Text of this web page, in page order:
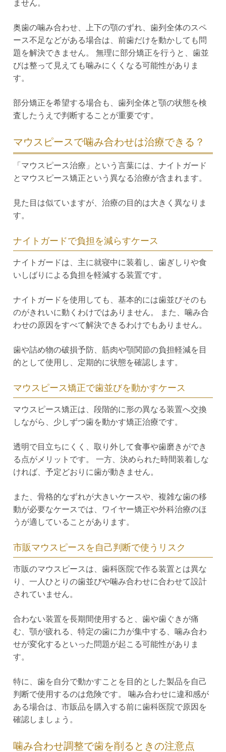
ません。
奥歯の噛み合わせ、上下の顎のずれ、歯列全体のスペ
ース不足などがある場合は、前歯だけを動かしても問
題を解決できません。 無理に部分矯正を行うと、歯並
びは整って見えても噛みにくくなる可能性がありま
す。
部分矯正を希望する場合も、歯列全体と顎の状態を検
査したうえで判断することが重要です。
マウスピースで噛み合わせは治療できる？
「マウスピース治療」という言葉には、ナイトガード
とマウスピース矯正という異なる治療が含まれます。
見た目は似ていますが、治療の目的は大きく異なりま
す。
ナイトガードで負担を減らすケース
ナイトガードは、主に就寝中に装着し、歯ぎしりや食
いしばりによる負担を軽減する装置です。
ナイトガードを使用しても、基本的には歯並びそのも
のがきれいに動くわけではありません。 また、噛み合
わせの原因をすべて解決できるわけでもありません。
歯や詰め物の破損予防、筋肉や顎関節の負担軽減を目
的として使用し、定期的に状態を確認します。
マウスピース矯正で歯並びを動かすケース
マウスピース矯正は、段階的に形の異なる装置へ交換
しながら、少しずつ歯を動かす矯正治療です。
透明で目立ちにくく、取り外して食事や歯磨きができ
る点がメリットです。 一方、決められた時間装着しな
ければ、予定どおりに歯が動きません。
また、骨格的なずれが大きいケースや、複雑な歯の移
動が必要なケースでは、ワイヤー矯正や外科治療のほ
うが適していることがあります。
市販マウスピースを自己判断で使うリスク
市販のマウスピースは、歯科医院で作る装置とは異な
り、一人ひとりの歯並びや噛み合わせに合わせて設計
されていません。
合わない装置を長期間使用すると、歯や歯ぐきが痛
む、顎が疲れる、特定の歯に力が集中する、噛み合わ
せが変化するといった問題が起こる可能性がありま
す。
特に、歯を自分で動かすことを目的とした製品を自己
判断で使用するのは危険です。 噛み合わせに違和感が
ある場合は、市販品を購入する前に歯科医院で原因を
確認しましょう。
噛み合わせ調整で歯を削るときの注意点